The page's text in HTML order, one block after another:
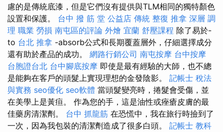
慮的是傳統底漆，但是它們沒有提供與TLM相同的獨特顏色
設置和保護。 台中 撥 筋 堂 公益店 傳統 整復 推拿 深層 調
理 職業 勞損 南屯區的評論 外燴 宜蘭 舒壓課程 除了易於-
to 台北 推拿 -absorb公式和長期覆蓋層外，仔細選擇成分
還有助於產品的成功。 網路行銷公司 南屯按摩 台中按摩
台胞證台北 台中腳底按摩 即使是最有經驗的大師，也不總
是能夠在客戶的頭髮上實現理想的金發陰影。 記帳士 稅法
與實務 seo優化 seo軟體 當頭髮變亮時，捲髮會受傷，並
在美學上是黃疸。 作為您的手，這是油性或痤瘡皮膚的最
佳藥房清潔劑。 台中 抓龍筋 在恐慌中，我在旅行時撿到了
一次，因為我包裝的清潔劑造成了很多白頭。 記帳士 教科